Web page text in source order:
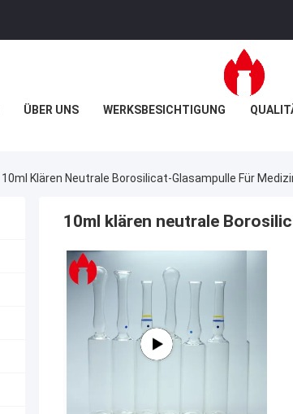
ÜBER UNS WERKSBESICHTIGUNG
10ml Klären Neutrale Borosilicat-Glasampulle Für
10ml klären neutrale